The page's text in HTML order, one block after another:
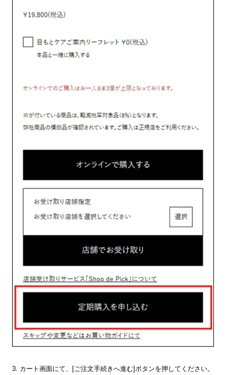
3. カート画面にて、[ご注文手続きへ進む]ボタンを押してください。